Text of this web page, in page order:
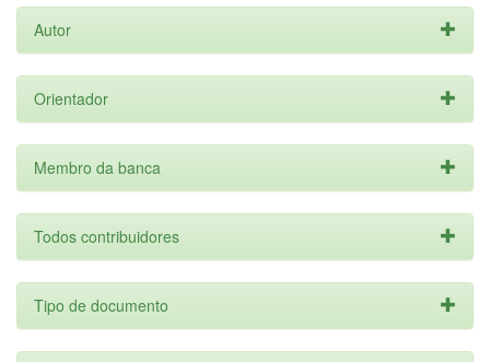
Autor
Orientador
Membro da banca
Todos contribuidores
Tipo de documento